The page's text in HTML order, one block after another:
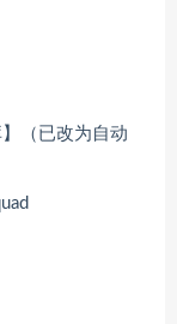
（已改为自动